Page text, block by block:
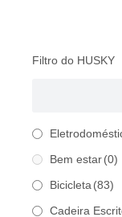
Filtro do HUSKY
Bem estar (0)
Bicicleta (83)
Cadeira